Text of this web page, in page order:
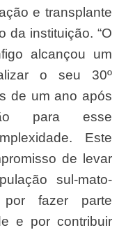
e transplante
da instituição. “O
alcançou um
o seu 30º
de um ano após
para esse
Este
de levar
sul-mato-
por fazer parte
e por contribuir